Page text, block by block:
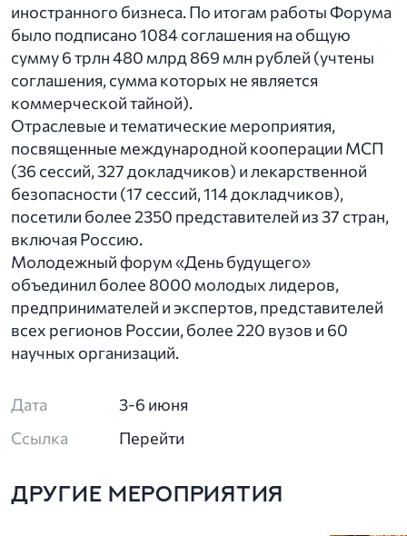
иностранного бизнеса. По итогам работы Форума
было подписано 1084 соглашения на общую
сумму 6 трлн 480 млрд 869 млн рублей (учтены
соглашения, сумма которых не является
коммерческой тайной).
Отраслевые и тематические мероприятия,
посвященные международной кооперации МСП
(36 сессий, 327 докладчиков) и лекарственной
безопасности (17 сессий, 114 докладчиков),
посетили более 2350 представителей из 37 стран,
включая Россию.
Молодежный форум «День будущего»
объединил более 8000 молодых лидеров,
предпринимателей и экспертов, представителей
всех регионов России, более 220 вузов и 60
научных организаций.
Дата
3-6 июня
Ссылка
Перейти
ДРУГИЕ МЕРОПРИЯТИЯ